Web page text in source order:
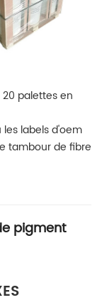
palettes en
labels d'oem
tambour de fibre
pigment